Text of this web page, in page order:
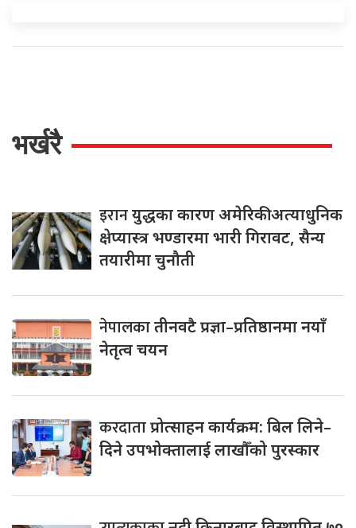
भर्खरै
इरानयुद्धका कारण अमेरिकी अत्याधुनिक
क्षेप्यास्त्र भण्डारमा भारी गिरावट, सैन्य
तयारीमा चुनौती
नेपालकातीनवटै प्रज्ञा–प्रतिष्ठानमा नयाँ
नेतृत्व चयन
करदाताप्रोत्साहन कार्यक्रम: बिल लिने–
दिने उपभोक्तालाई लाखौँको पुरस्कार